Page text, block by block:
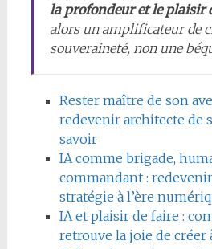
la profondeur et le plaisir
alors un amplificateur de
souveraineté, non une
Rester maître de son
redevenir architecte de
savoir
IA comme brigade,
commandant :
stratégie à l’ère
IA et plaisir de faire :
retrouve la joie de créer